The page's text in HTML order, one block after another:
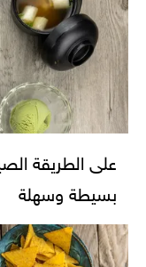
على الطريقة
بسيطة وسهلة